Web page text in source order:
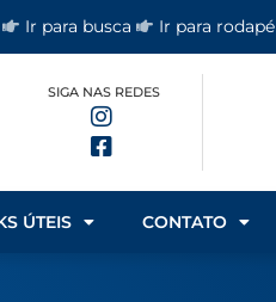
Ir para busca Ir para rodapé
SIGA NAS REDES
ÚTEIS CONTATO